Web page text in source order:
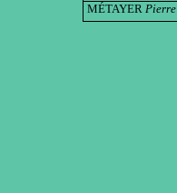
MÉTAYER Pierre